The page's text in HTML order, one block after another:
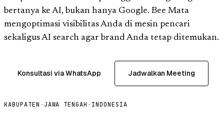
bertanya ke AI, bukan hanya Google. Bee Mata
mengoptimasi visibilitas Anda di mesin pencari
sekaligus AI search agar brand Anda tetap ditemukan.
Konsultasi via WhatsApp Jadwalkan Meeting
KABUPATEN · JAWA TENGAH · INDONESIA